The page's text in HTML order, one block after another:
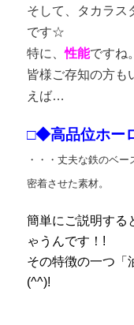
そして、タカラス
です☆
特に、性能ですね。
皆様ご存知の方も
えば…
□◆高品位ホー
・・・丈夫な鉄のベ
密着させた素材。
簡単にご説明する
ゃうんです！!
その特徴の一つ「
(^^)!